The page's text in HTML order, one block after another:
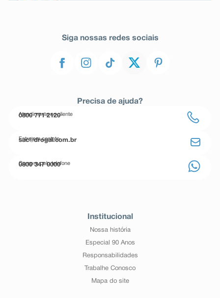
Siga nossas redes sociais
Precisa de ajuda?
Atendimento ao cliente
0800 771 2120
Entre em contato
sac@drogal.com.br
Compre pelo telefone
0800 347 0000
Institucional
Nossa história
Especial 90 Anos
Responsabilidades
Trabalhe Conosco
Mapa do site